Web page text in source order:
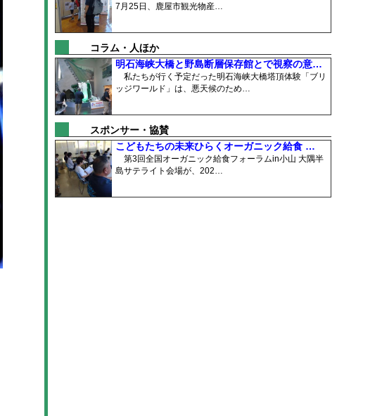
7月25日、鹿屋市観光物産…
コラム・人ほか
明石海峡大橋と野島断層保存館とで視察の意…
私たちが行く予定だった明石海峡大橋塔頂体験「ブリ
ッジワールド」は、悪天候のため…
スポンサー・協賛
こどもたちの未来ひらくオーガニック給食 …
第3回全国オーガニック給食フォーラムin小山 大隅半
島サテライト会場が、202…